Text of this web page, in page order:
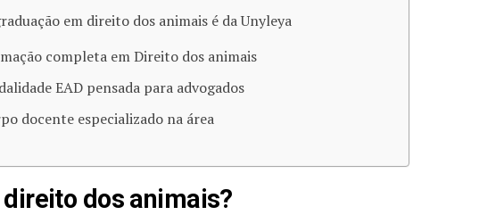
em direito dos animais é da Unyleya
completa em Direito dos animais
EAD pensada para advogados
docente especializado na área
direito dos animais?